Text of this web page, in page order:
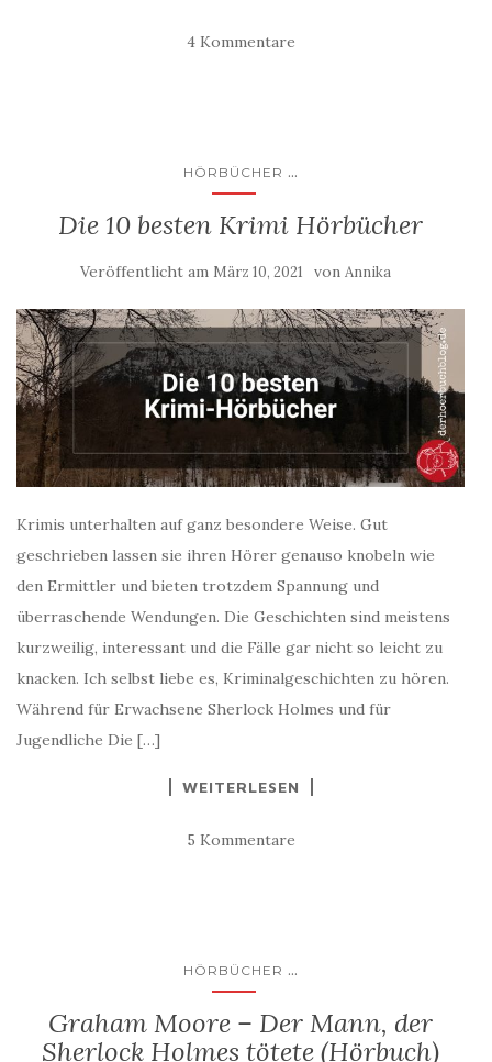
4 Kommentare
HÖRBÜCHER ...
Die 10 besten Krimi Hörbücher
Veröffentlicht am März 10, 2021 von Annika
Krimis unterhalten auf ganz besondere Weise. Gut
geschrieben lassen sie ihren Hörer genauso knobeln wie
den Ermittler und bieten trotzdem Spannung und
überraschende Wendungen. Die Geschichten sind meistens
kurzweilig, interessant und die Fälle gar nicht so leicht zu
knacken. Ich selbst liebe es, Kriminalgeschichten zu hören.
Während für Erwachsene Sherlock Holmes und für
Jugendliche Die […]
WEITERLESEN
5 Kommentare
HÖRBÜCHER ...
Graham Moore – Der Mann, der
Sherlock Holmes tötete (Hörbuch)